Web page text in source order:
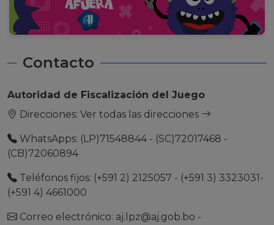
Contacto
Autoridad de Fiscalización del Juego
Direcciones: Ver todas las direcciones
WhatsApps: (LP)71548844 - (SC)72017468 -
(CB)72060894
Teléfonos fijos: (+591 2) 2125057 - (+591 3) 3323031-
(+591 4) 4661000
Correo electrónico: aj.lpz@aj.gob.bo -